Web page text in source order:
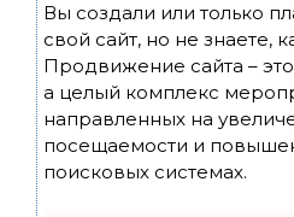
Вы создали или только
свой сайт, но не знаете,
Продвижение сайта –
а целый комплекс
направленных на
посещаемости и
поисковых системах.